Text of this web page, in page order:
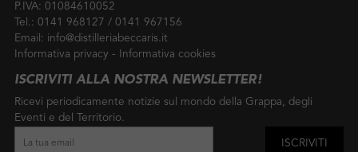
P.IVA: 01084610052
Tel.: 0141 968127 / 0141 967156
Email: info@distilleriabeccaris.it
Informativa privacy - Informativa cookies
ISCRIVITI ALLA NOSTRA NEWSLETTER!
Ricevi periodicamente notizie sul mondo della Grappa, degli
Eventi e del Territorio.